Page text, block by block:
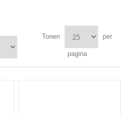
Tonen per
pagina